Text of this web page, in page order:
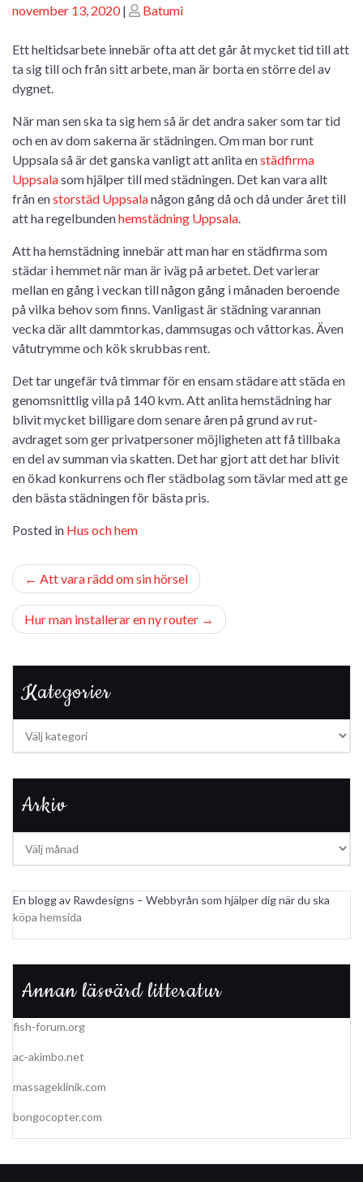
Posted
november 13, 2020| Posted
Batumi
Ett heltidsarbete innebär ofta att det går åt mycket tid till att
ta sig till och från sitt arbete, man är borta en större del av
dygnet.
När man sen ska ta sig hem så är det andra saker som tar tid
och en av dom sakerna är städningen. Om man bor runt
Uppsala så är det ganska vanligt att anlita enstädfirma
Uppsalasom hjälper till med städningen. Det kan vara allt
från enstorstäd Uppsalanågon gång då och då under året till
att ha regelbundenhemstädning Uppsala.
Att ha hemstädning innebär att man har en städfirma som
städar i hemmet när man är iväg på arbetet. Det varierar
mellan en gång i veckan till någon gång i månaden beroende
på vilka behov som finns. Vanligast är städning varannan
vecka där allt dammtorkas, dammsugas och våttorkas. Även
våtutrymme och kök skrubbas rent.
Det tar ungefär två timmar för en ensam städare att städa en
genomsnittlig villa på 140 kvm. Att anlita hemstädning har
blivit mycket billigare dom senare åren på grund av rut-
avdraget som ger privatpersoner möjligheten att få tillbaka
en del av summan via skatten. Det har gjort att det har blivit
en ökad konkurrens och fler städbolag som tävlar med att ge
den bästa städningen för bästa pris.
Posted in Hus och hem
Inläggsnavigering
Att vara rädd om sin hörsel
Hur man installerar en ny router
Kategorier
Arkiv
En blogg av Rawdesigns – Webbyrån som hjälper dig när du ska
köpa hemsida
Annan läsvärd litteratur
fish-forum.org
ac-akimbo.net
massageklinik.com
bongocopter.com